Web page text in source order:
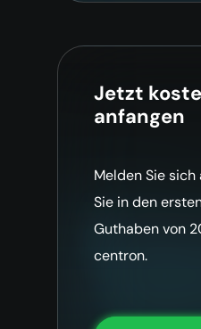
Jetzt
anfangen
Melden Sie
Sie in den
Guthaben von
centron.